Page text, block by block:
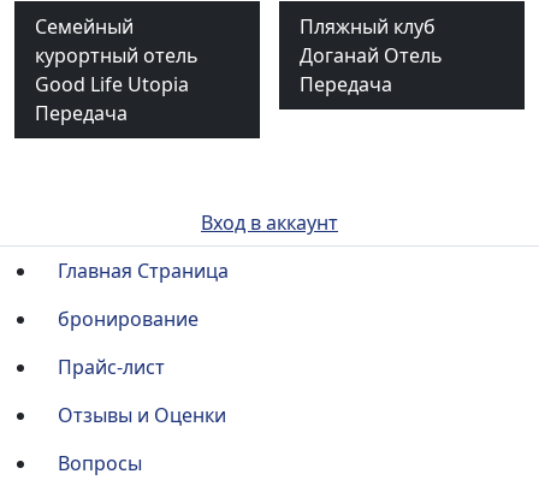
Семейный
курортный отель
Good Life Utopia
Передача
Пляжный клуб
Доганай Отель
Передача
Вход в аккаунт
Главная Страница
бронирование
Прайс-лист
Отзывы и Оценки
Вопросы